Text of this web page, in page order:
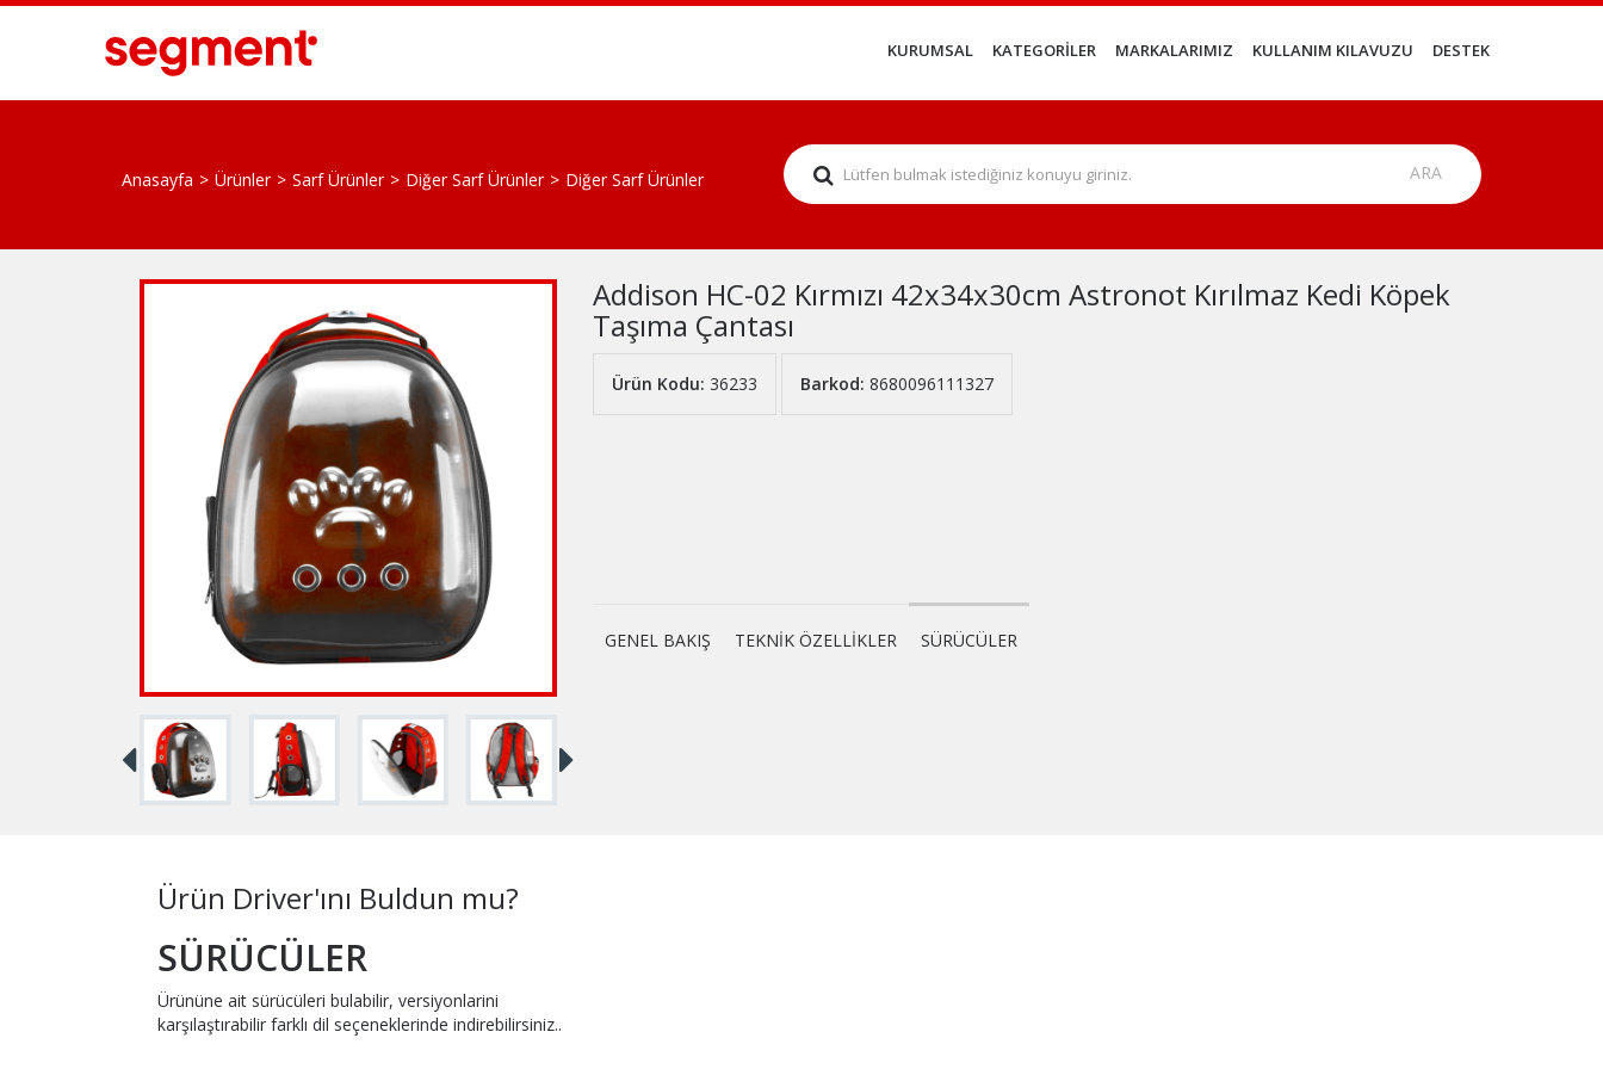
KURUMSAL KATEGORİLER MARKALARIMIZ KULLANIM KILAVUZU DESTEK
Anasayfa Ürünler Sarf Ürünler Diğer Sarf Ürünler Diğer Sarf Ürünler
Addison HC-02 Kırmızı 42x34x30cm Astronot Kırılmaz Kedi Köpek
Taşıma Çantası
Ürün Kodu: 36233 Barkod: 8680096111327
GENEL BAKIŞ TEKNİK ÖZELLİKLER SÜRÜCÜLER
Ürün Driver'ını Buldun mu?
SÜRÜCÜLER
Ürününe ait sürücüleri bulabilir, versiyonlarini
karşılaştırabilir farklı dil seçeneklerinde indirebilirsiniz..